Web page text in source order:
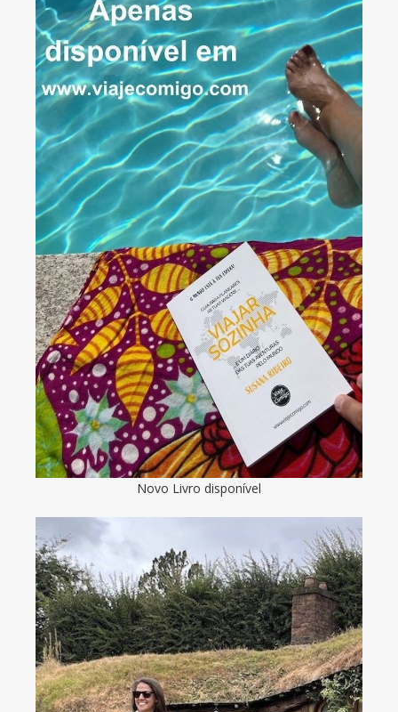
Novo Livro disponível